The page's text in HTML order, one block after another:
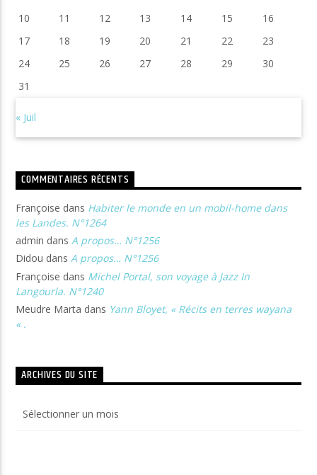
10
11 12 13 14 15
16
17
18 19 20 21 22
23
24
25 26 27 28 29
30
31
« Juil
COMMENTAIRES RÉCENTS
Françoise dans Habiter le monde en un mobil-home dans
les Landes. N°1264
admin dansA propos… N°1256
Didou dansA propos… N°1256
Françoise dans Michel Portal, son voyage à Jazz In
Langourla. N°1240
Meudre Marta dans Yann Bloyet, « Récits en terres wayana
« .
ARCHIVES DU SITE
du